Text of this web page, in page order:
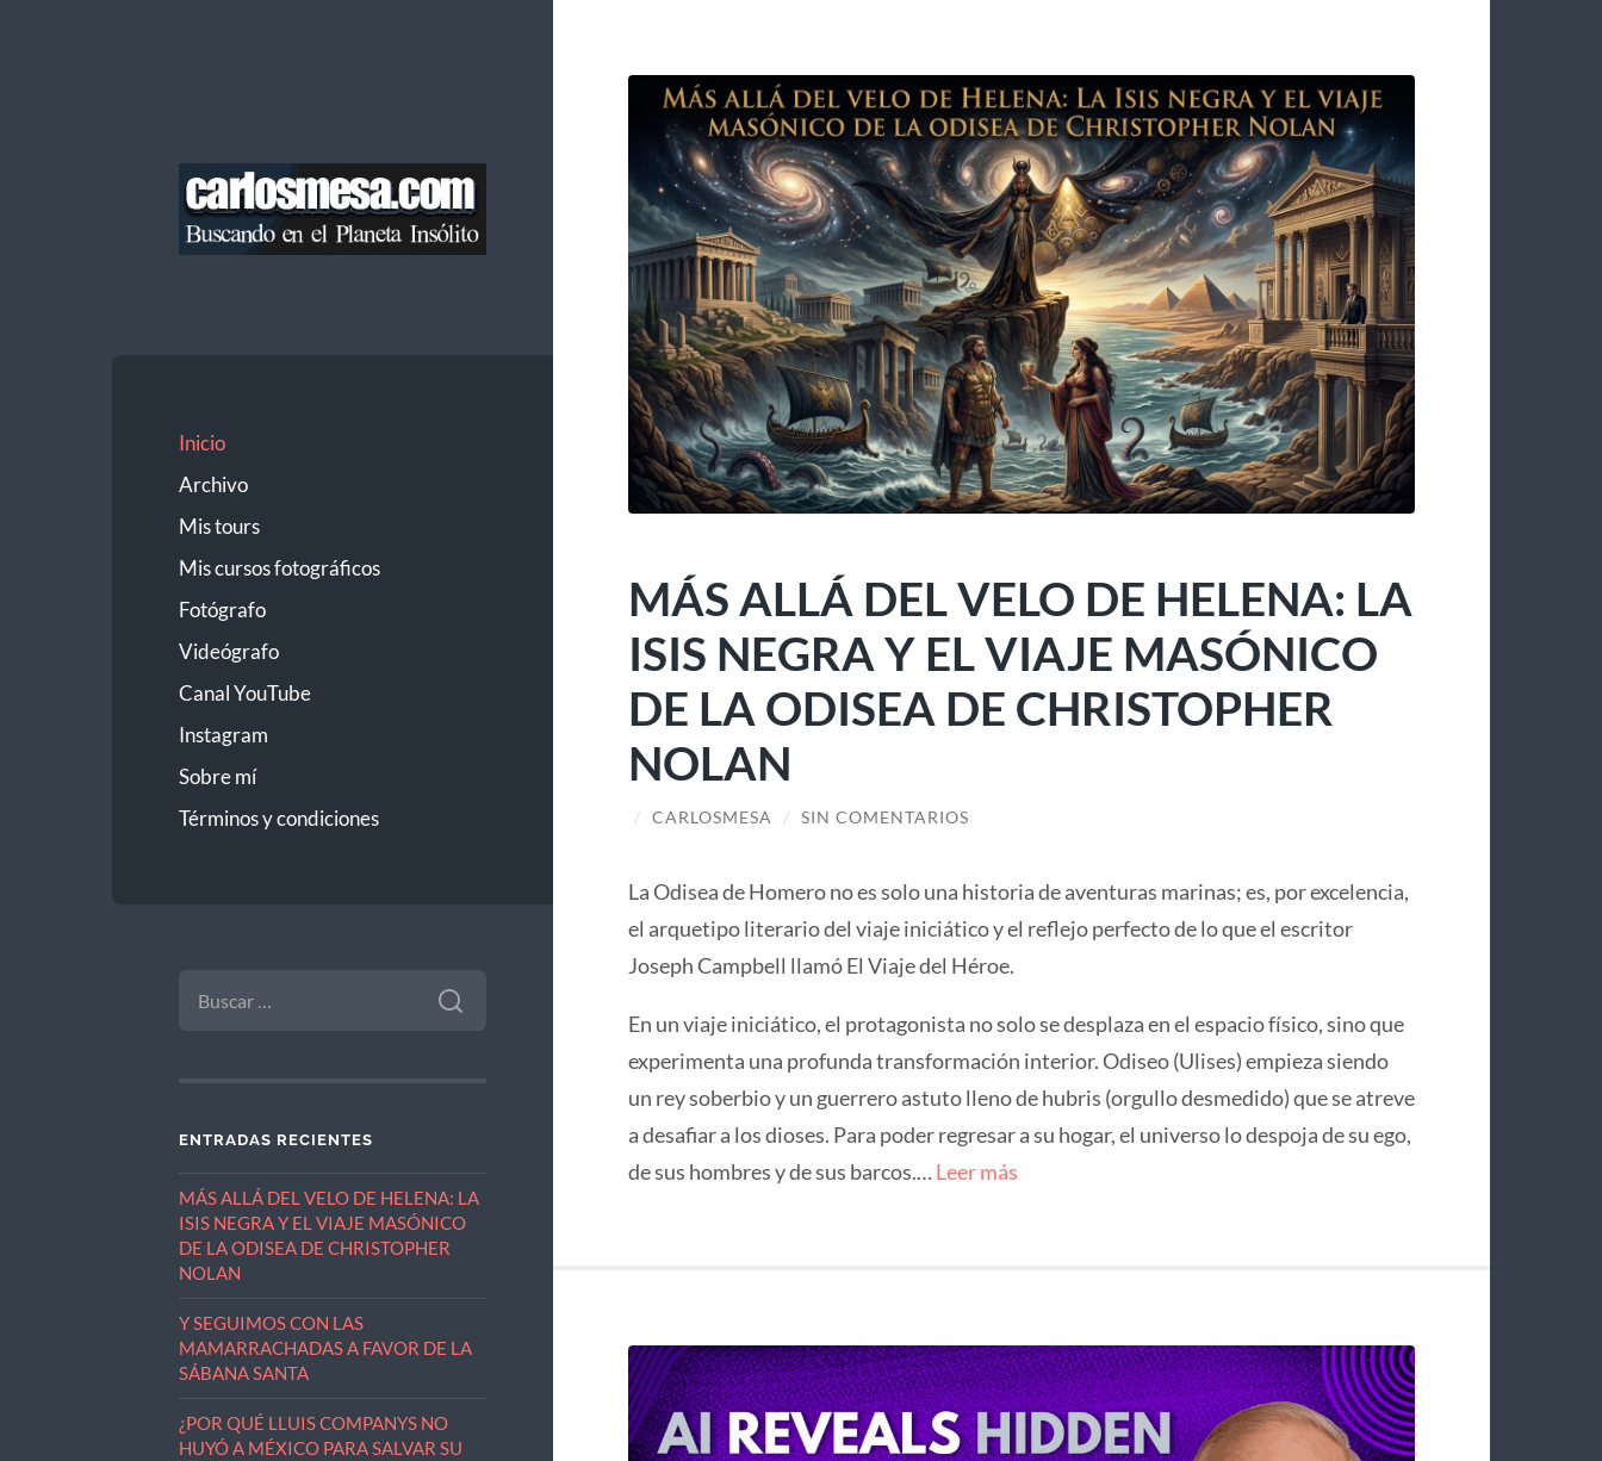
Inicio
Archivo
Mis tours
Mis cursos fotográficos
Fotógrafo
Videógrafo
Canal YouTube
Instagram
Sobre mí
Términos y condiciones
ENTRADAS RECIENTES
MÁS ALLÁ DEL VELO DE HELENA: LA
ISIS NEGRA Y EL VIAJE MASÓNICO
DE LA ODISEA DE CHRISTOPHER
NOLAN
Y SEGUIMOS CON LAS
MAMARRACHADAS A FAVOR DE LA
SÁBANA SANTA
¿POR QUÉ LLUIS COMPANYS NO
HUYÓ A MÉXICO PARA SALVAR SU
MÁS ALLÁ DEL VELO DE HELENA: LA
ISIS NEGRA Y EL VIAJE MASÓNICO
DE LA ODISEA DE CHRISTOPHER
NOLAN
/ CARLOSMESA / SIN COMENTARIOS
La Odisea de Homero no es solo una historia de aventuras marinas; es, por excelencia,
el arquetipo literario del viaje iniciático y el reflejo perfecto de lo que el escritor
Joseph Campbell llamó El Viaje del Héroe.
En un viaje iniciático, el protagonista no solo se desplaza en el espacio físico, sino que
experimenta una profunda transformación interior. Odiseo (Ulises) empieza siendo
un rey soberbio y un guerrero astuto lleno de hubris (orgullo desmedido) que se atreve
a desafiar a los dioses. Para poder regresar a su hogar, el universo lo despoja de su ego,
de sus hombres y de sus barcos.…Leer más